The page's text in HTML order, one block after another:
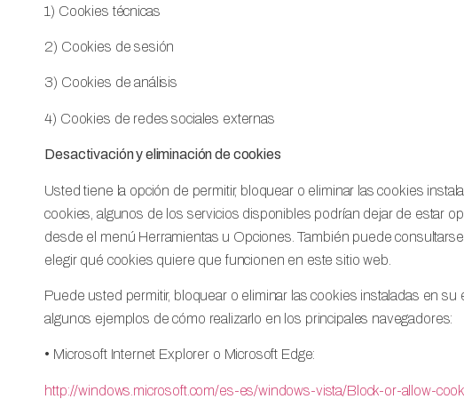
1) Cookies técnicas
2) Cookies de sesión
3) Cookies de análisis
4) Cookies de redes sociales externas
Desactivación y eliminación de cookies
Usted tiene la opción de permitir, bloquear o eliminar las cookies
cookies, algunos de los servicios disponibles podrían dejar de estar
desde el menú Herramientas u Opciones. También puede
elegir qué cookies quiere que funcionen en este sitio web.
Puede usted permitir, bloquear o eliminar las cookies instaladas en
algunos ejemplos de cómo realizarlo en los principales navegadores:
• Microsoft Internet Explorer o Microsoft Edge:
http://windows.microsoft.com/es-es/windows-vista/Block-or-allow-